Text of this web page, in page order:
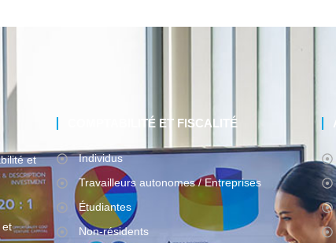
et
et
COMPTABILITÉ ET FISCALITÉ
Individus
Travailleurs autonomes / Entreprises
Étudiantes
Non-résidents